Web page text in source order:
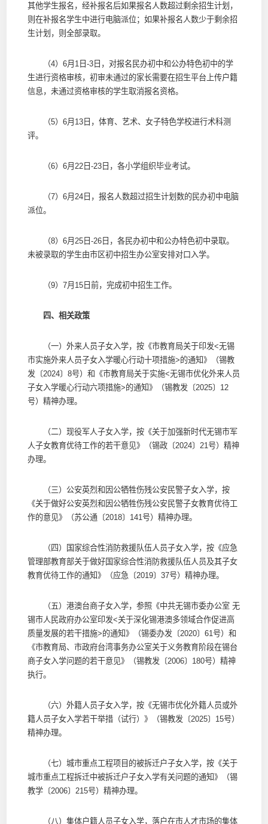
其他学生报名，经补报名后如果报名人数超过剩余招生计划，
则在补报名学生中进行电脑派位；如果补报名人数少于剩余招
生计划，则全部录取。
（4）6月1日-3日，对报名民办初中和公办特色初中的学
生进行资格审核，初审未通过的家长需要在招生平台上传户籍
信息，未通过资格审核的学生取消报名资格。
（5）6月13日，体育、艺术、女子特色学校进行术科测
评。
（6）6月22日-23日，各小学组织毕业考试。
（7）6月24日，报名人数超过招生计划数的民办初中电脑
派位。
（8）6月25日-26日，各民办初中和公办特色初中录取。
未被录取的学生由市区初中招生办公室安排对口入学。
（9）7月15日前，完成初中招生工作。
四、相关政策
（一）外来人员子女入学，按《市教育局关于印发<无锡
市实施外来人员子女入学暖心行动十项措施>的通知》（锡教
发〔2024〕8号）和《市教育局关于实施<无锡市优化外来人员
子女入学暖心行动六项措施>的通知》（锡教发〔2025〕12
号）精神办理。
（二）现役军人子女入学，按《关于加强新时代无锡市军
人子女教育优待工作的若干意见》（锡政〔2024〕21号）精神
办理。
（三）公安英烈和因公牺牲伤残公安民警子女入学，按
《关于做好公安英烈和因公牺牲伤残公安民警子女教育优待工
作的意见》（苏公通〔2018〕141号）精神办理。
（四）国家综合性消防救援队伍人员子女入学，按《应急
管理部教育部关于做好国家综合性消防救援队伍人员及其子女
教育优待工作的通知》（应急〔2019〕37号）精神办理。
（五）港澳台商子女入学，参照《中共无锡市委办公室 无
锡市人民政府办公室印发<关于深化锡港澳多领域合作促进高
质量发展的若干措施>的通知》（锡委办发〔2020〕61号）和
《市教育局、市政府台湾事务办公室关于义务教育阶段在锡台
商子女入学问题的若干意见》（锡教发〔2006〕180号）精神
执行。
（六）外籍人员子女入学，按《无锡市优化外籍人员或外
籍人员子女入学若干举措（试行）》（锡教发〔2025〕15号）
精神办理。
（七）城市重点工程项目的被拆迁户子女入学，按《关于
城市重点工程拆迁中被拆迁户子女入学有关问题的通知》（锡
教学〔2006〕215号）精神办理。
（八）集体户籍人员子女入学，落户在市人才市场的集体